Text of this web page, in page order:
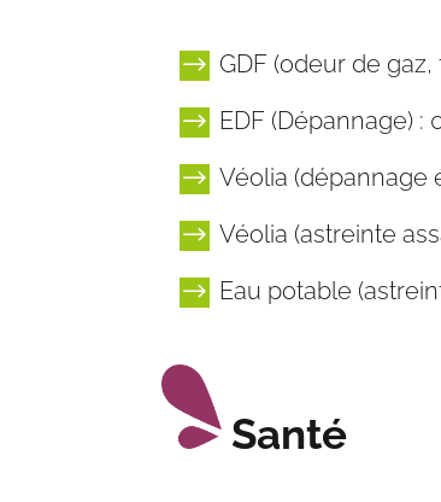
$ GDF (odeur de gaz,
$ EDF (Dépannage) :
$ Véolia (dépannage
$ Véolia (astreinte
$ Eau potable
Santé